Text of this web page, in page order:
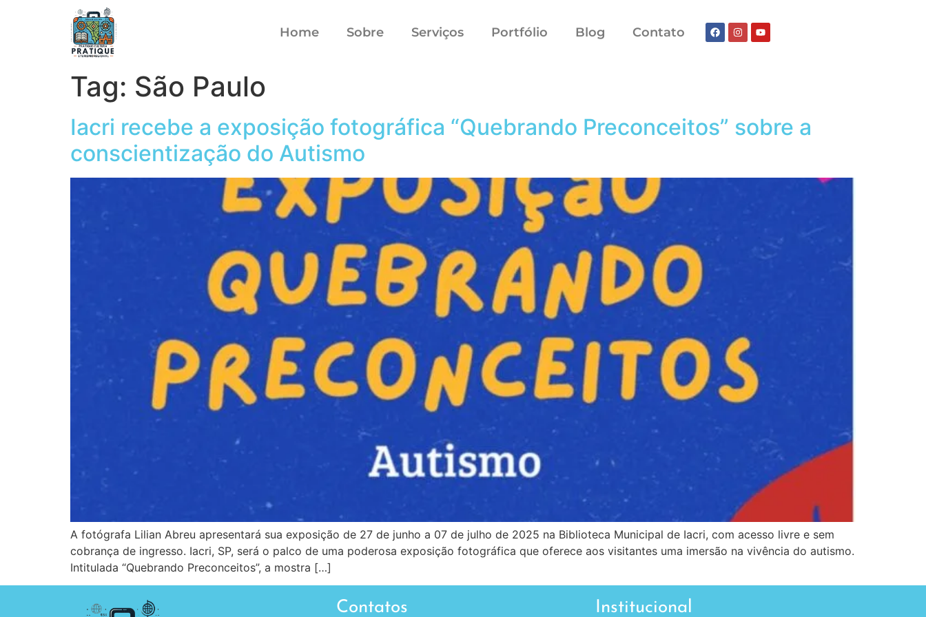
Home Sobre Serviços Portfólio Blog Contato
Tag: São Paulo
Iacri recebe a exposição fotográfica “Quebrando Preconceitos” sobre a
conscientização do Autismo
A fotógrafa Lilian Abreu apresentará sua exposição de 27 de junho a 07 de julho de 2025 na Biblioteca Municipal de Iacri, com acesso livre e sem
cobrança de ingresso. Iacri, SP, será o palco de uma poderosa exposição fotográfica que oferece aos visitantes uma imersão na vivência do autismo.
Intitulada “Quebrando Preconceitos”, a mostra […]
Contatos Institucional